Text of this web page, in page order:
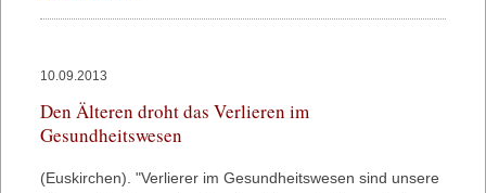
10.09.2013
Den Älteren droht das Verlieren im
Gesundheitswesen
(Euskirchen). "Verlierer im Gesundheitswesen sind unsere